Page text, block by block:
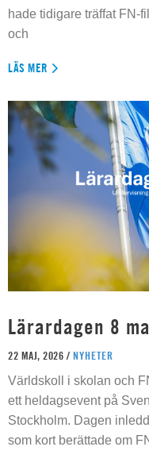
hade tidigare träffat FN-
och
LÄS MER
Lärardagen 8
22 MAJ, 2026 / NYHETER
Världskoll i skolan och
ett heldagsevent på
Stockholm. Dagen
som kort berättade om